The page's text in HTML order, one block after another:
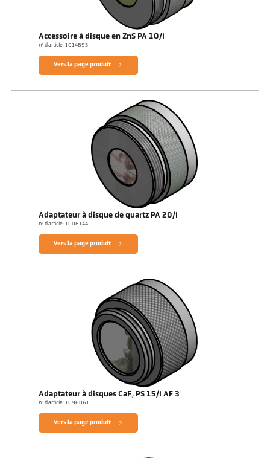
Accessoire à disque en ZnS PA 10/I
n° d'article: 1014893
Vers la page produit
Adaptateur à disque de quartz PA 20/I
n° d'article: 1008144
Vers la page produit
Adaptateur à disques CaF₂ PS 15/I AF 3
n° d'article: 1096061
Vers la page produit